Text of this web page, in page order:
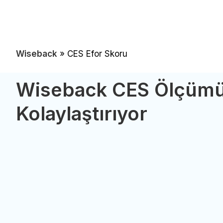
Wiseback » CES Efor Skoru
Wiseback CES
Kolaylaştırıyor